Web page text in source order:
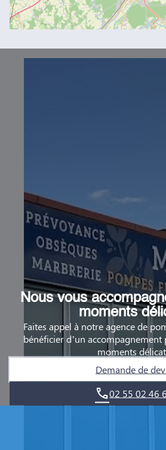
Nous vous
moments
Faites appel à notre agence de
bénéficier d’un accompagnement
moments
Demande de
02 55 02 46